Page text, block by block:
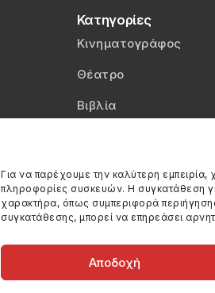
Για να παρέχουμε την καλύτερη
πληροφορίες συσκευών. Η συγκατάθεση
χαρακτήρα, όπως συμπεριφορά
συγκατάθεσης, μπορεί να επηρεάσει
Αποδοχή
Κατηγορίες
Κινηματογράφος
Θέατρο
Βιβλία